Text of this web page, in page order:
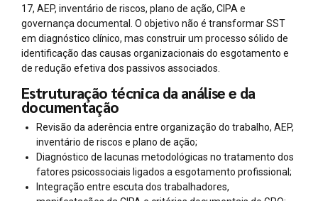
17, AEP, inventário de riscos, plano de ação, CIPA e
governança documental. O objetivo não é transformar SST
em diagnóstico clínico, mas construir um processo sólido de
identificação das causas organizacionais do esgotamento e
de redução efetiva dos passivos associados.
Estruturação técnica da análise e da
documentação
Revisão da aderência entre organização do trabalho, AEP,
inventário de riscos e plano de ação;
Diagnóstico de lacunas metodológicas no tratamento dos
fatores psicossociais ligados a esgotamento profissional;
Integração entre escuta dos trabalhadores,